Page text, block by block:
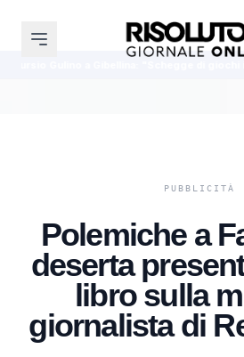
Polemiche a
deserta
libro sulla
giornalista di